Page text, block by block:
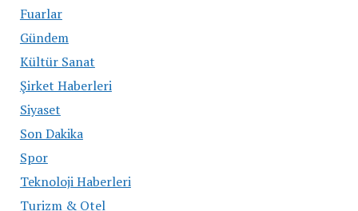
Fuarlar
Gündem
Kültür Sanat
Şirket Haberleri
Siyaset
Son Dakika
Spor
Teknoloji Haberleri
Turizm & Otel